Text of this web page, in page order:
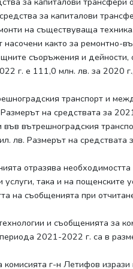
за капиталови
на съществуваща техника.
както за ремонтно-
съоръжения и дейности,
г. е 111,0 млн. лв. за 2020
транспорт и
на средствата за
вътрешноградския
лв. Размерът на средствата
отразява необходимостта
така и на пощенските
на съобщенията при
и съобщенията за
2021-2022 г. са в
г-н Летифов изрази